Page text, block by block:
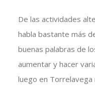
De las actividades
habla bastante más
buenas palabras de
aumentar y hacer
luego en Torrelavega